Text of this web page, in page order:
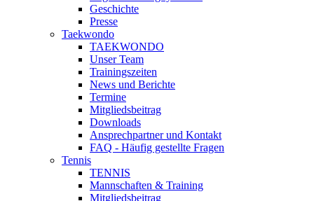
Geschichte
Presse
Taekwondo
TAEKWONDO
Unser Team
Trainingszeiten
News und Berichte
Termine
Mitgliedsbeitrag
Downloads
Ansprechpartner und Kontakt
FAQ - Häufig gestellte Fragen
Tennis
TENNIS
Mannschaften & Training
Mitgliedsbeitrag